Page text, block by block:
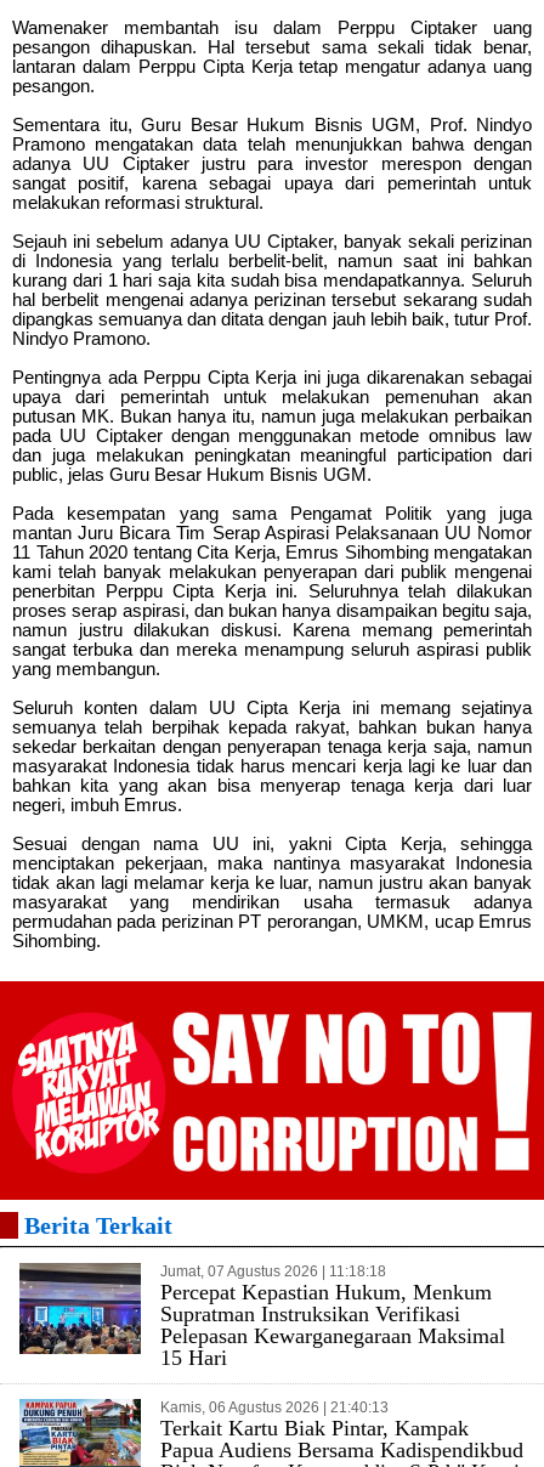
Wamenaker membantah isu dalam Perppu Ciptaker uang
pesangon dihapuskan. Hal tersebut sama sekali tidak benar,
lantaran dalam Perppu Cipta Kerja tetap mengatur adanya uang
pesangon.
Sementara itu, Guru Besar Hukum Bisnis UGM, Prof. Nindyo
Pramono mengatakan data telah menunjukkan bahwa dengan
adanya UU Ciptaker justru para investor merespon dengan
sangat positif, karena sebagai upaya dari pemerintah untuk
melakukan reformasi struktural.
Sejauh ini sebelum adanya UU Ciptaker, banyak sekali perizinan
di Indonesia yang terlalu berbelit-belit, namun saat ini bahkan
kurang dari 1 hari saja kita sudah bisa mendapatkannya. Seluruh
hal berbelit mengenai adanya perizinan tersebut sekarang sudah
dipangkas semuanya dan ditata dengan jauh lebih baik, tutur Prof.
Nindyo Pramono.
Pentingnya ada Perppu Cipta Kerja ini juga dikarenakan sebagai
upaya dari pemerintah untuk melakukan pemenuhan akan
putusan MK. Bukan hanya itu, namun juga melakukan perbaikan
pada UU Ciptaker dengan menggunakan metode omnibus law
dan juga melakukan peningkatan meaningful participation dari
public, jelas Guru Besar Hukum Bisnis UGM.
Pada kesempatan yang sama Pengamat Politik yang juga
mantan Juru Bicara Tim Serap Aspirasi Pelaksanaan UU Nomor
11 Tahun 2020 tentang Cita Kerja, Emrus Sihombing mengatakan
kami telah banyak melakukan penyerapan dari publik mengenai
penerbitan Perppu Cipta Kerja ini. Seluruhnya telah dilakukan
proses serap aspirasi, dan bukan hanya disampaikan begitu saja,
namun justru dilakukan diskusi. Karena memang pemerintah
sangat terbuka dan mereka menampung seluruh aspirasi publik
yang membangun.
Seluruh konten dalam UU Cipta Kerja ini memang sejatinya
semuanya telah berpihak kepada rakyat, bahkan bukan hanya
sekedar berkaitan dengan penyerapan tenaga kerja saja, namun
masyarakat Indonesia tidak harus mencari kerja lagi ke luar dan
bahkan kita yang akan bisa menyerap tenaga kerja dari luar
negeri, imbuh Emrus.
Sesuai dengan nama UU ini, yakni Cipta Kerja, sehingga
menciptakan pekerjaan, maka nantinya masyarakat Indonesia
tidak akan lagi melamar kerja ke luar, namun justru akan banyak
masyarakat yang mendirikan usaha termasuk adanya
permudahan pada perizinan PT perorangan, UMKM, ucap Emrus
Sihombing.
Berita Terkait
Jumat, 07 Agustus 2026 | 11:18:18
Percepat Kepastian Hukum, Menkum
Supratman Instruksikan Verifikasi
Pelepasan Kewarganegaraan Maksimal
15 Hari
Kamis, 06 Agustus 2026 | 21:40:13
Terkait Kartu Biak Pintar, Kampak
Papua Audiens Bersama Kadispendikbud